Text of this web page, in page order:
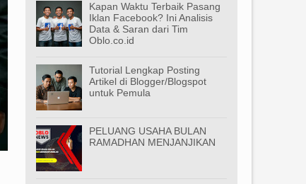
Kapan Waktu Terbaik Pasang
Iklan Facebook? Ini Analisis
Data & Saran dari Tim
Oblo.co.id
Tutorial Lengkap Posting
Artikel di Blogger/Blogspot
untuk Pemula
PELUANG USAHA BULAN
RAMADHAN MENJANJIKAN